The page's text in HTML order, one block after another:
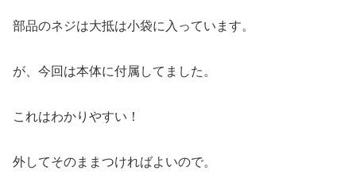
部品のネジは大抵は小袋に入っています。
が、今回は本体に付属してました。
これはわかりやすい！
外してそのままつければよいので。